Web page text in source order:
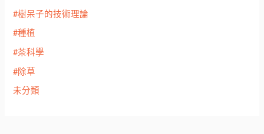
#樹呆子的技術理論
#種植
#茶科學
#除草
未分類